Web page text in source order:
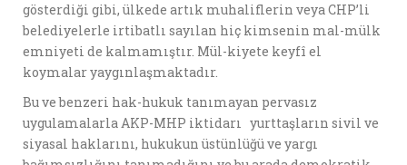
gösterdiği gibi, ülkede artık muhaliflerin veya CHP’li
belediyelerle irtibatlı sayılan hiç kimsenin mal-mülk
emniyeti de kalmamıştır. Mül-kiyete keyfî el
koymalar yaygınlaşmaktadır.
Bu ve benzeri hak-hukuk tanımayan pervasız
uygulamalarla AKP-MHP iktidarı yurttaşların sivil ve
siyasal haklarını, hukukun üstünlüğü ve yargı